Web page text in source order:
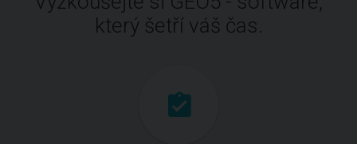
který šetří váš čas.